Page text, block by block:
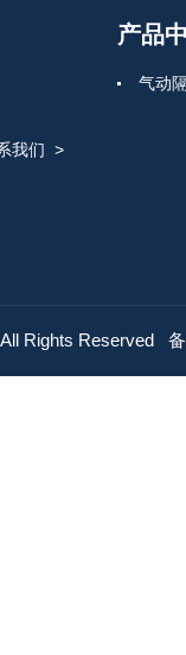
我们 >
产品
气动
Rights Reserved